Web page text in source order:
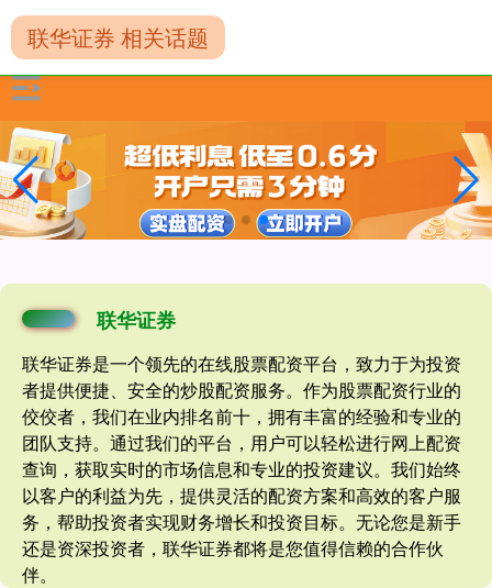
联华证券
联华证券是一个领先的在线股票配资平台，致力于为投资
者提供便捷、安全的炒股配资服务。作为股票配资行业的
佼佼者，我们在业内排名前十，拥有丰富的经验和专业的
团队支持。通过我们的平台，用户可以轻松进行网上配资
查询，获取实时的市场信息和专业的投资建议。我们始终
以客户的利益为先，提供灵活的配资方案和高效的客户服
务，帮助投资者实现财务增长和投资目标。无论您是新手
还是资深投资者，联华证券都将是您值得信赖的合作伙
伴。
联华证券 相关话题